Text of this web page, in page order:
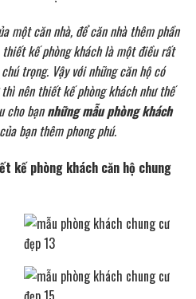
một căn nhà, để căn nhà thêm phần
kế phòng khách là một điều rất
trọng. Vậy với những căn hộ có
nên thiết kế phòng khách như thế
cho bạnnhững mẫu phòng khách
bạn thêm phong phú.
kế phòng khách căn hộ chung